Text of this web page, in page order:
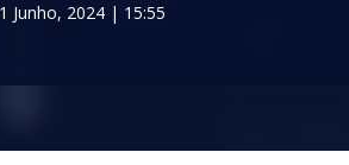
1 Junho, 2024 | 15:55